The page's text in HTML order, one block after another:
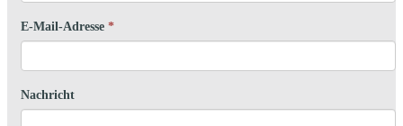
E-Mail-Adresse *
Nachricht